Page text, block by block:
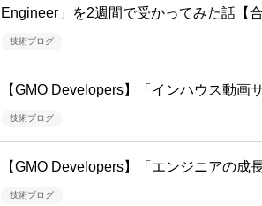
Engineer」を2週間で受かってみた話【合
技術ブログ
【GMO Developers】「インハウス動画
技術ブログ
【GMO Developers】「エンジニアの成
技術ブログ